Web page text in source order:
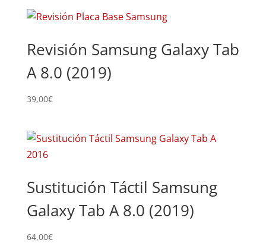
Revisión Samsung Galaxy Tab
A 8.0 (2019)
39,00€
Sustitución Táctil Samsung
Galaxy Tab A 8.0 (2019)
64,00€